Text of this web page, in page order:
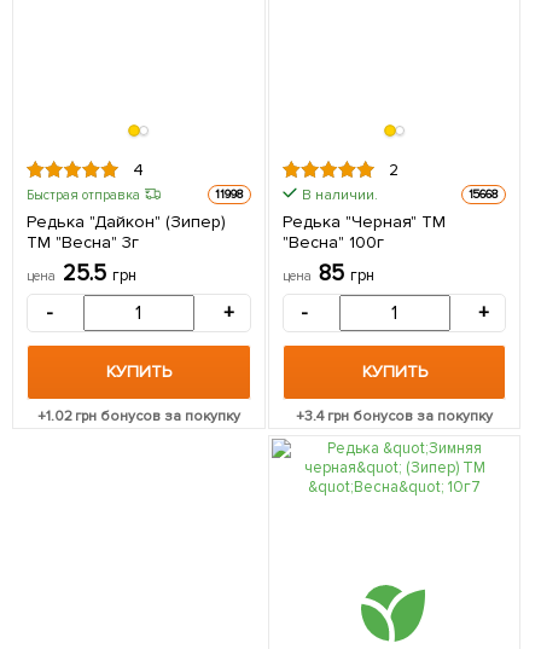
4
Быстрая отправка 11998
Редька "Дайкон" (Зипер)
ТМ "Весна" 3г
цена 25.5 грн
- +
КУПИТЬ
+1.02грн бонусов за покупку
2
В наличии. 15668
Редька "Черная" ТМ
"Весна" 100г
цена 85 грн
- +
КУПИТЬ
+3.4грн бонусов за покупку